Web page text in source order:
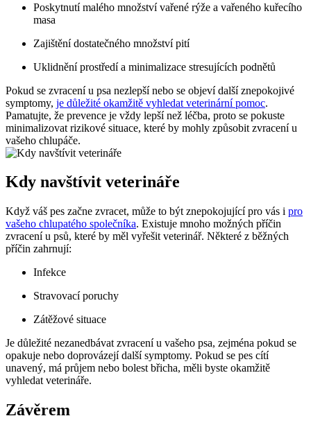
Poskytnutí malého množství vařené rýže a vařeného kuřecího
masa
Zajištění dostatečného množství pití
Uklidnění prostředí a minimalizace stresujících podnětů
Pokud se zvracení u psa nezlepší nebo se objeví další znepokojivé
symptomy, je důležité okamžitě vyhledat veterinární pomoc.
Pamatujte, že prevence je vždy lepší než léčba, proto se pokuste
minimalizovat rizikové situace, které by mohly způsobit zvracení u
vašeho chlupáče.
Kdy navštívit veterináře
Když váš pes začne zvracet, může to být znepokojující pro vás i pro
vašeho chlupatého společníka. Existuje mnoho možných příčin
zvracení u psů, které by měl vyřešit veterinář. Některé z běžných
příčin zahrnují:
Infekce
Stravovací poruchy
Zátěžové situace
Je důležité nezanedbávat zvracení u vašeho psa, zejména pokud se
opakuje nebo doprovázejí další symptomy. Pokud se pes cítí
unavený, má průjem nebo bolest břicha, měli byste okamžitě
vyhledat veterináře.
Závěrem